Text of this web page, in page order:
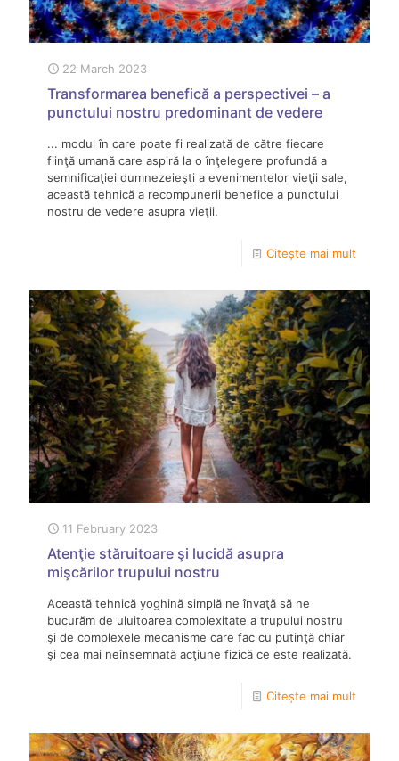
22 March 2023
Transformarea benefică a perspectivei – a
punctului nostru predominant de vedere
... modul în care poate fi realizată de către fiecare
fiinţă umană care aspiră la o înţelegere profundă a
semnificaţiei dumnezeieşti a evenimentelor vieţii sale,
această tehnică a recompunerii benefice a punctului
nostru de vedere asupra vieţii.
Citește mai mult
11 February 2023
Atenţie stăruitoare şi lucidă asupra
mişcărilor trupului nostru
Această tehnică yoghină simplă ne învaţă să ne
bucurăm de uluitoarea complexitate a trupului nostru
şi de complexele mecanisme care fac cu putinţă chiar
şi cea mai neînsemnată acţiune fizică ce este realizată.
Citește mai mult